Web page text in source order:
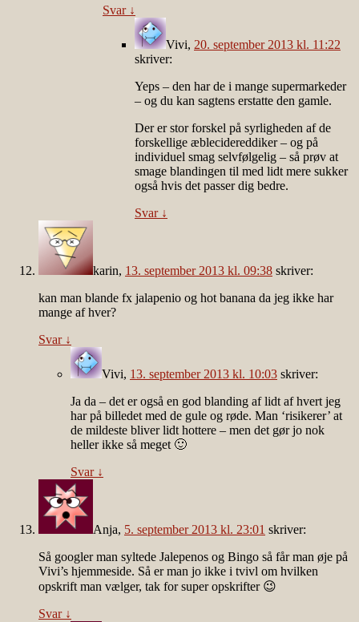
Svar ↓
Vivi, 20. september 2013 kl. 11:22
skriver:
Yeps – den har de i mange supermarkeder
– og du kan sagtens erstatte den gamle.
Der er stor forskel på syrligheden af de
forskellige æblecidereddiker – og på
individuel smag selvfølgelig – så prøv at
smage blandingen til med lidt mere sukker
også hvis det passer dig bedre.
Svar ↓
karin, 13. september 2013 kl. 09:38 skriver:
kan man blande fx jalapenio og hot banana da jeg ikke har
mange af hver?
Svar ↓
Vivi, 13. september 2013 kl. 10:03 skriver:
Ja da – det er også en god blanding af lidt af hvert jeg
har på billedet med de gule og røde. Man ‘risikerer’ at
de mildeste bliver lidt hottere – men det gør jo nok
heller ikke så meget 🙂
Svar ↓
Anja, 5. september 2013 kl. 23:01 skriver:
Så googler man syltede Jalepenos og Bingo så får man øje på
Vivi’s hjemmeside. Så er man jo ikke i tvivl om hvilken
opskrift man vælger, tak for super opskrifter 😉
Svar ↓